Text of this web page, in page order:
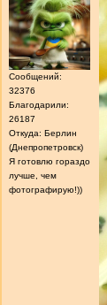
Сообщений:
32376
Благодарили:
26187
Откуда: Берлин
(Днепропетровск)
Я готовлю гораздо
лучше, чем
фотографирую!))